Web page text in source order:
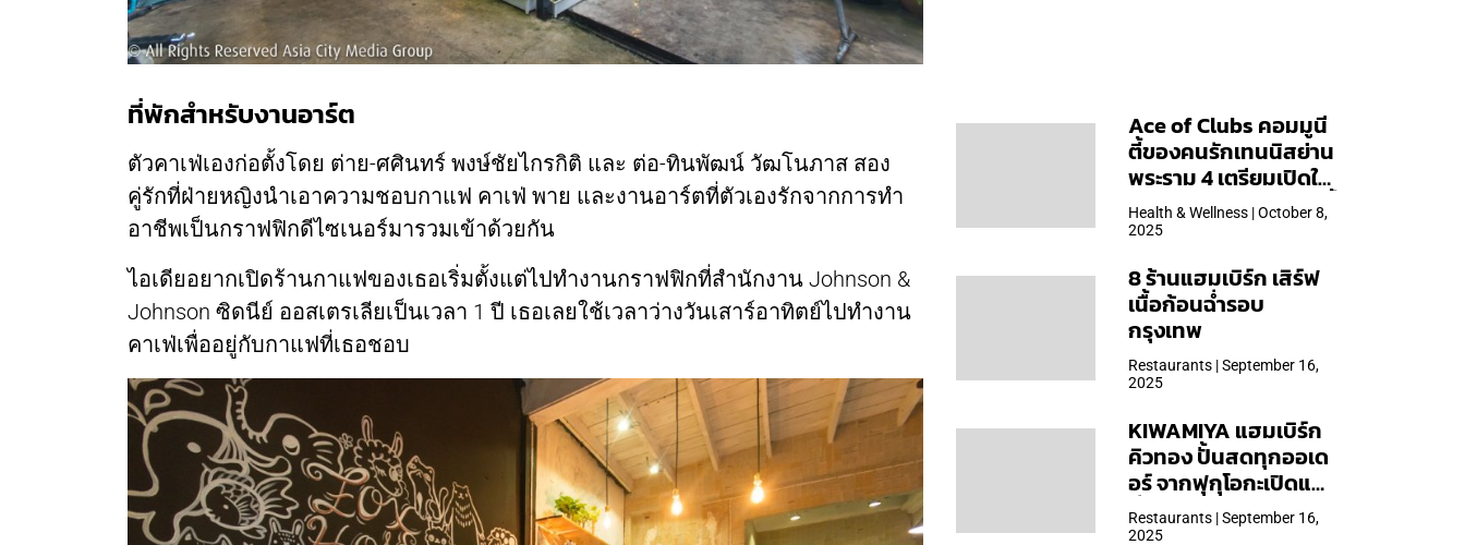
ที่พักสำหรับงานอาร์ต
ตัวคาเฟ่เองก่อตั้งโดย ต่าย-ศศินทร์ พงษ์ชัยไกรกิติ และ ต่อ-ทินพัฒน์ วัฒโนภาส สอง
คู่รักที่ฝ่ายหญิงนำเอาความชอบกาแฟ คาเฟ่ พาย และงานอาร์ตที่ตัวเองรักจากการทำ
อาชีพเป็นกราฟฟิกดีไซเนอร์มารวมเข้าด้วยกัน
ไอเดียอยากเปิดร้านกาแฟของเธอเริ่มตั้งแต่ไปทำงานกราฟฟิกที่สำนักงาน Johnson &
Johnson ซิดนีย์ ออสเตรเลียเป็นเวลา 1 ปี เธอเลยใช้เวลาว่างวันเสาร์อาทิตย์ไปทำงาน
คาเฟ่เพื่ออยู่กับกาแฟที่เธอชอบ
Ace of Clubs คอมมูนี
ตี้ของคนรักเทนนิสย่าน
พระราม 4 เตรียมเปิดให้
บริการวันแรก 19 ต.ค. นี้
Health & Wellness | October 8,
2025
8 ร้านแฮมเบิร์ก เสิร์ฟ
เนื้อก้อนฉ่ำรอบ
กรุงเทพ
Restaurants | September 16,
2025
KIWAMIYA แฮมเบิร์ก
คิวทอง ปั้นสดทุกออเด
อร์ จากฟุกุโอกะเปิดแล้ว
ที่ Central Park
Restaurants | September 16,
2025